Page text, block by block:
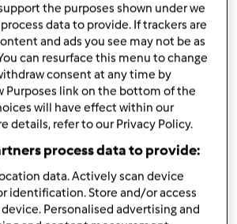
porGast
published: 16.12.2009
alterado: 08.06.2010
às minhas coleções
Partilhar receita
Criar uma variante
the purposes shown under we
data to provide. If trackers are
and ads you see may not be as
can resurface this menu to change
consent at any time by
Purposes link on the bottom of the
will have effect within our
details, refer to our Privacy Policy.
process data to provide:
data. Actively scan device
identification. Store and/or access
Personalised advertising and